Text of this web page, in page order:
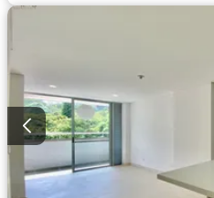
Caseta de vigilancia